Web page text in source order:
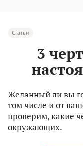
Статьи
3
Желанный ли вы
том числе и от
проверим, какие
окружающих.